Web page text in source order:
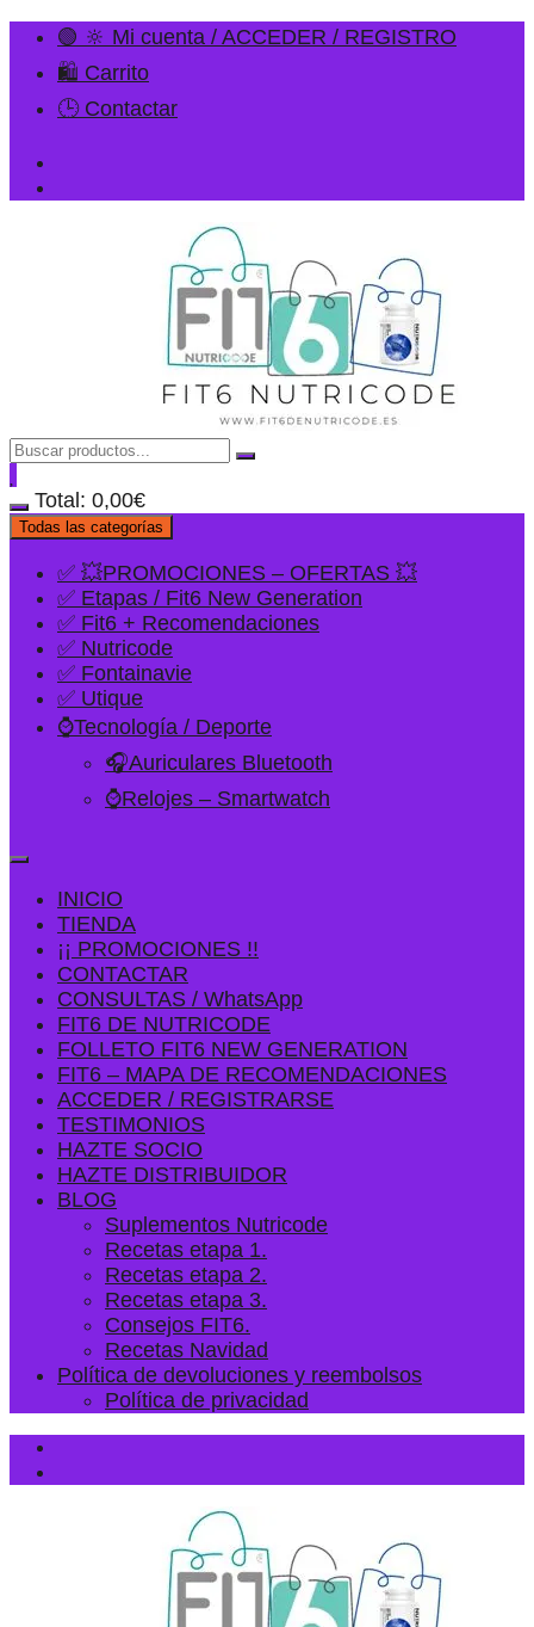
🟢 🔆 Mi cuenta / ACCEDER / REGISTRO
🛍️ Carrito
🕒 Contactar
Total: 0,00€
Todas las categorías
✅ 💥PROMOCIONES – OFERTAS 💥
✅ Etapas / Fit6 New Generation
✅ Fit6 + Recomendaciones
✅ Nutricode
✅ Fontainavie
✅ Utique
⌚Tecnología / Deporte
🎧Auriculares Bluetooth
⌚Relojes – Smartwatch
INICIO
TIENDA
¡¡ PROMOCIONES !!
CONTACTAR
CONSULTAS / WhatsApp
FIT6 DE NUTRICODE
FOLLETO FIT6 NEW GENERATION
FIT6 – MAPA DE RECOMENDACIONES
ACCEDER / REGISTRARSE
TESTIMONIOS
HAZTE SOCIO
HAZTE DISTRIBUIDOR
BLOG
Suplementos Nutricode
Recetas etapa 1.
Recetas etapa 2.
Recetas etapa 3.
Consejos FIT6.
Recetas Navidad
Política de devoluciones y reembolsos
Política de privacidad